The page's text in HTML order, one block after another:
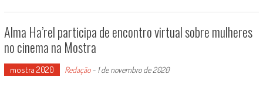
Alma Ha’rel participa de encontro virtual sobre mulheres
no cinema na Mostra
mostra 2020 Redação- 1 de novembro de 2020